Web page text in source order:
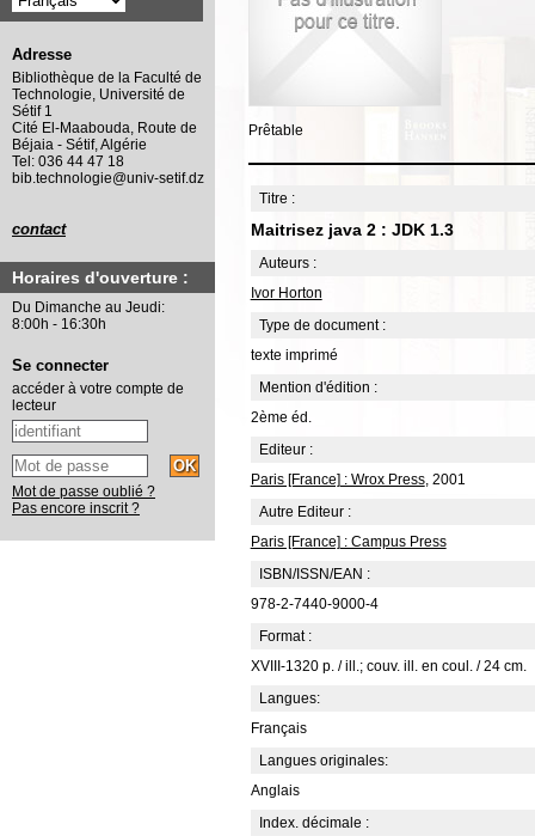
Prêtable
Titre :
Maitrisez java 2 : JDK 1.3
Auteurs :
Ivor Horton
Type de document :
texte imprimé
Mention d'édition :
2ème éd.
Editeur :
Paris [France] : Wrox Press, 2001
Autre Editeur :
Paris [France] : Campus Press
ISBN/ISSN/EAN :
978-2-7440-9000-4
Format :
XVIII-1320 p. / ill.; couv. ill. en coul. / 24 cm.
Langues:
Français
Langues originales:
Anglais
Index. décimale :
Adresse
Bibliothèque de la Faculté de
Technologie, Université de
Sétif 1
Cité El-Maabouda, Route de
Béjaia - Sétif, Algérie
Tel: 036 44 47 18
bib.technologie@univ-setif.dz
contact
Horaires d'ouverture :
Du Dimanche au Jeudi:
8:00h - 16:30h
Se connecter
accéder à votre compte de
lecteur
Mot de passe oublié ?
Pas encore inscrit ?